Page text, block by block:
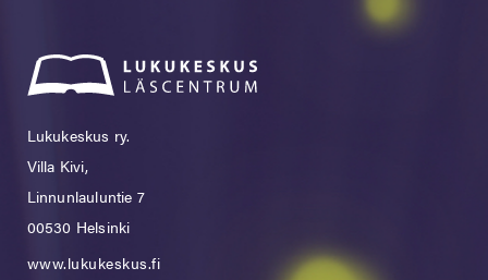
Lukukeskus ry.
Villa Kivi,
Linnunlauluntie 7
00530 Helsinki
www.lukukeskus.fi